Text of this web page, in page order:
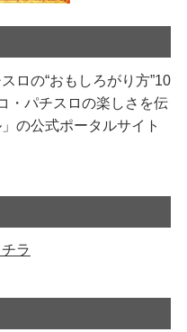
ロの“おもしろがり方”10
・パチスロの楽しさを伝
の公式ポータルサイト
ラ